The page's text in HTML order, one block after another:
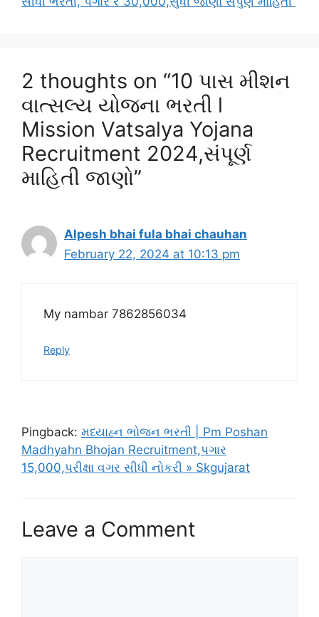
2 thoughts on “10 પાસ મીશન
વાત્સલ્ય યોજના ભરતી l
Mission Vatsalya Yojana
Recruitment 2024,સંપૂર્ણ
માહિતી જાણો”
Alpesh bhai fula bhai chauhan
February 22, 2024 at 10:13 pm
My nambar 7862856034
Reply
Pingback: મધ્યાહ્ન ભોજન ભરતી | Pm Poshan
Madhyahn Bhojan Recruitment,પગાર
15,000,પરીક્ષા વગર સીધી નોકરી » Skgujarat
Leave a Comment